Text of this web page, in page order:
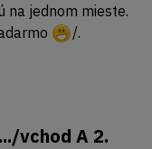
na jednom mieste.
/.
vchod A 2.